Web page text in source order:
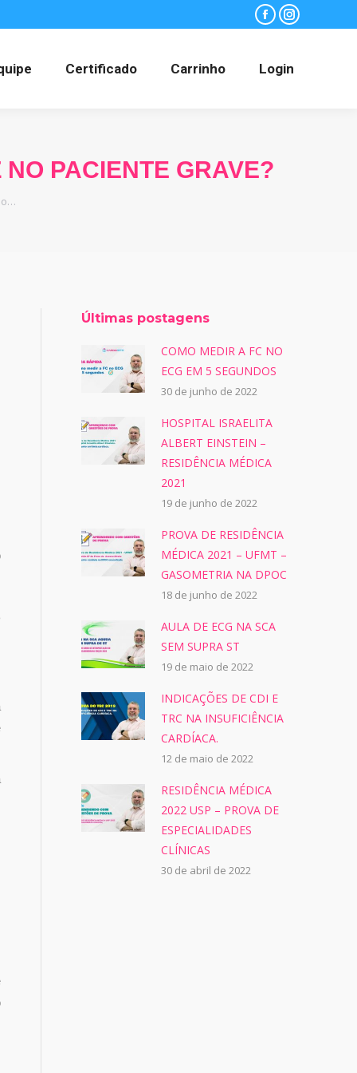
FacebookInstagram
Certificado Carrinho Login
PACIENTE GRAVE?
o…
Últimas postagens
COMO MEDIR A FC NO
ECG EM 5 SEGUNDOS
30 de junho de 2022
HOSPITAL ISRAELITA
ALBERT EINSTEIN –
RESIDÊNCIA MÉDICA
2021
19 de junho de 2022
PROVA DE RESIDÊNCIA
MÉDICA 2021 – UFMT –
GASOMETRIA NA DPOC
18 de junho de 2022
AULA DE ECG NA SCA
SEM SUPRA ST
19 de maio de 2022
INDICAÇÕES DE CDI E
TRC NA INSUFICIÊNCIA
CARDÍACA.
12 de maio de 2022
RESIDÊNCIA MÉDICA
2022 USP – PROVA DE
ESPECIALIDADES
CLÍNICAS
30 de abril de 2022